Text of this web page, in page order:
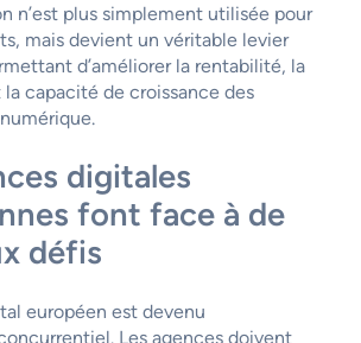
n’est plus simplement utilisée pour
mais devient un véritable levier
d’améliorer la rentabilité, la
capacité de croissance des
digitales
font face à de
défis
européen est devenu
Les agences doivent